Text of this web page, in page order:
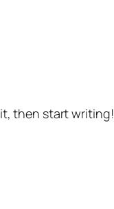
then start writing!